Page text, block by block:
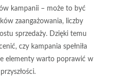
kampanii – może to być
zaangażowania, liczby
sprzedaży. Dzięki temu
czy kampania spełniła
elementy warto poprawić w
przyszłości.